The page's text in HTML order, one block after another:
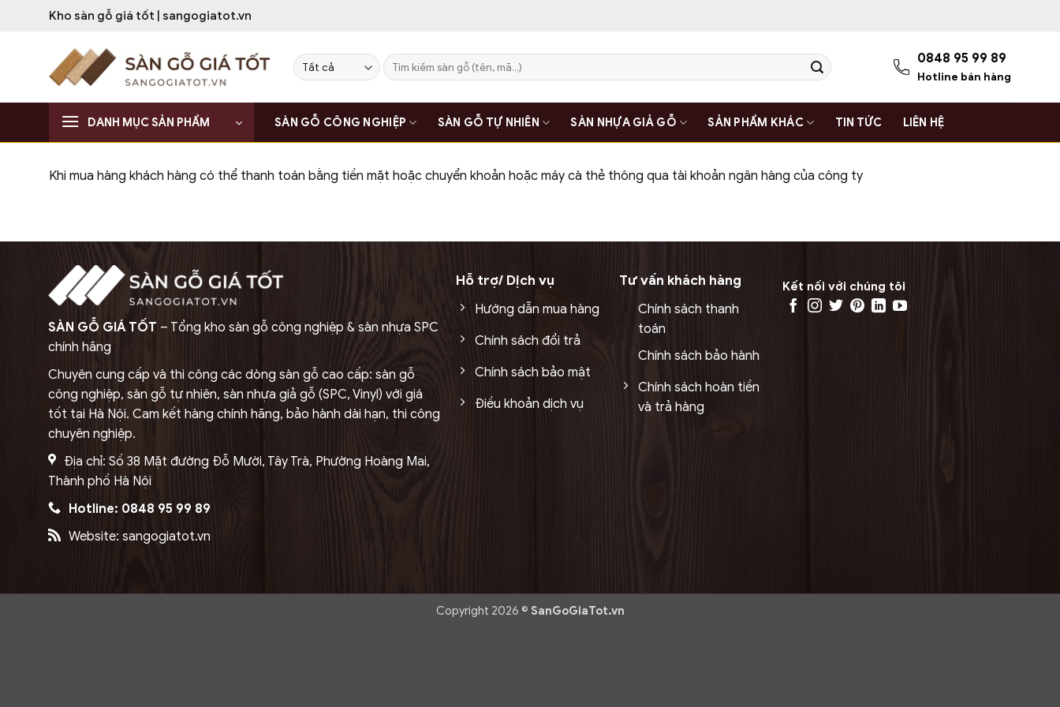
Kho sàn gỗ giá tốt | sangogiatot.vn
Tìm
kiếm:
0848 95 99 89
Hotline bán hàng
DANH MỤC SẢN PHẨM SÀN GỖ CÔNG NGHIỆP SÀN GỖ TỰ NHIÊN SÀN NHỰA GIẢ GỖ SẢN PHẨM KHÁC TIN TỨC LIÊN HỆ
Khi mua hàng khách hàng có thể thanh toán bằng tiền mặt hoặc chuyển khoản hoặc máy cà thẻ thông qua tài khoản ngân hàng của công ty
SÀN GỖ GIÁ TỐT – Tổng kho sàn gỗ công nghiệp & sàn nhựa SPC
chính hãng
Chuyên cung cấp và thi công các dòng sàn gỗ cao cấp: sàn gỗ
công nghiệp, sàn gỗ tự nhiên, sàn nhựa giả gỗ (SPC, Vinyl) với giá
tốt tại Hà Nội. Cam kết hàng chính hãng, bảo hành dài hạn, thi công
chuyên nghiệp.
Địa chỉ: Số 38 Mặt đường Đỗ Mười, Tây Trà, Phường Hoàng Mai,
Thành phố Hà Nội
Hotline: 0848 95 99 89
Website: sangogiatot.vn
Hỗ trợ/ Dịch vụ
Hướng dẫn mua hàng
Chính sách đổi trả
Chính sách bảo mật
Điều khoản dịch vụ
Tư vấn khách hàng
Chính sách thanh
toán
Chính sách bảo hành
Chính sách hoàn tiền
và trả hàng
Kết nối với chúng tôi
Copyright 2026 © SanGoGiaTot.vn